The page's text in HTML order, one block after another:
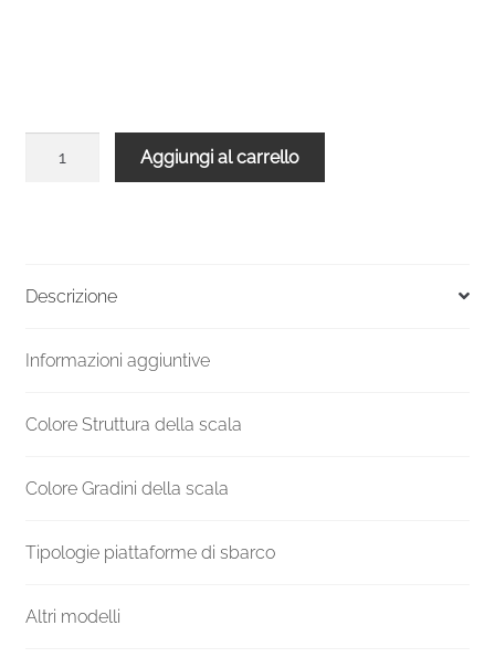
bianca
160
diametro
Aggiungi al carrello
Descrizione
Informazioni aggiuntive
Colore Struttura della scala
Colore Gradini della scala
Tipologie piattaforme di sbarco
Altri modelli